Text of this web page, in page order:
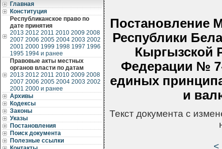
Главная
Конституция
Республиканское право по
дате принятия
2013 2012 2011 2010 2009 2008
2007 2006 2005 2004 2003 2002
2001 2000 1999 1998 1997 1996
1995 1994 и ранее
Правовые акты местных
органов власти по датам
2013 2012 2011 2010 2009 2008
2007 2006 2005 2004 2003 2002
2001 2000 и ранее
Архивы
Кодексы
Законы
Указы
Постановления
Поиск документа
Полезные ссылки
Постановление
Республики
Кыргызской
Федерации №
единых
и
Текст документа с
<